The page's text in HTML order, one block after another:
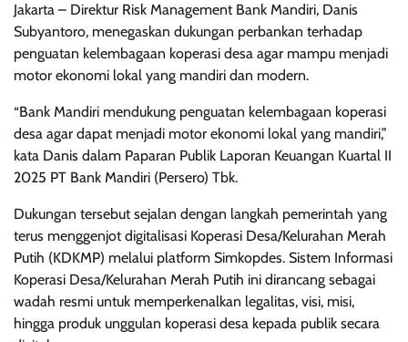
Jakarta – Direktur Risk Management Bank Mandiri, Danis
Subyantoro, menegaskan dukungan perbankan terhadap
penguatan kelembagaan koperasi desa agar mampu menjadi
motor ekonomi lokal yang mandiri dan modern.
“Bank Mandiri mendukung penguatan kelembagaan koperasi
desa agar dapat menjadi motor ekonomi lokal yang mandiri,”
kata Danis dalam Paparan Publik Laporan Keuangan Kuartal II
2025 PT Bank Mandiri (Persero) Tbk.
Dukungan tersebut sejalan dengan langkah pemerintah yang
terus menggenjot digitalisasi Koperasi Desa/Kelurahan Merah
Putih (KDKMP) melalui platform Simkopdes. Sistem Informasi
Koperasi Desa/Kelurahan Merah Putih ini dirancang sebagai
wadah resmi untuk memperkenalkan legalitas, visi, misi,
hingga produk unggulan koperasi desa kepada publik secara